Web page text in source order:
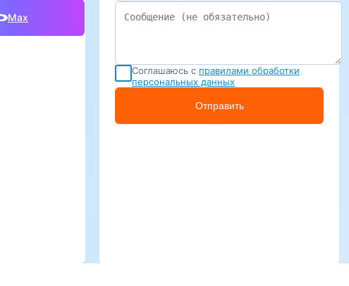
Max
Соглашаюсь с правилами обработки
персональных данных
Отправить